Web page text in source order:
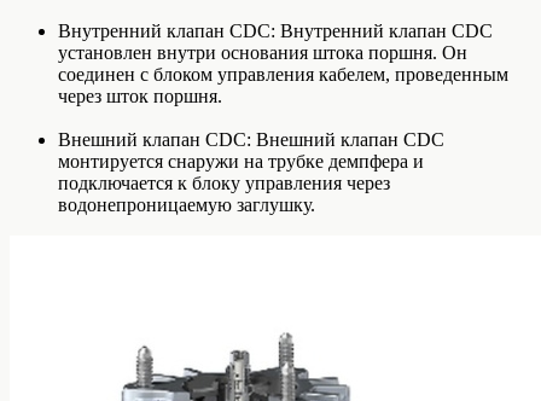
Внутренний клапан CDC: Внутренний клапан CDC
установлен внутри основания штока поршня. Он
соединен с блоком управления кабелем, проведенным
через шток поршня.
Внешний клапан CDC: Внешний клапан CDC
монтируется снаружи на трубке демпфера и
подключается к блоку управления через
водонепроницаемую заглушку.